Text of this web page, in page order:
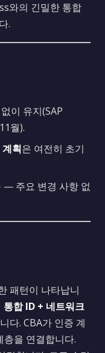
와의 긴밀한 통합
.
이 유지(SAP
월).
획은 여전히 초기
— 주요 변경 사항 없
패턴이 나타납니
통합 ID + 네트워크
다. CBA가 인증 계
층을 연결합니다.